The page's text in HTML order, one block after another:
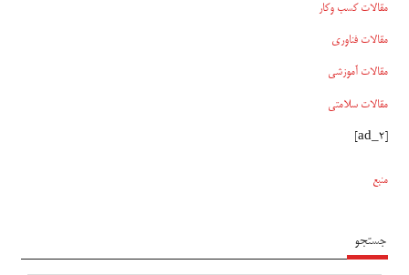
مقالات کسب وکار
مقالات فناوری
مقالات آموزشی
مقالات سلامتی
منبع
جستجو